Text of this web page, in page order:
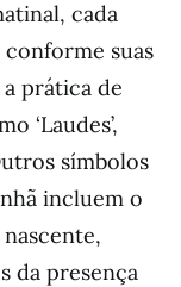
cada
suas
prática de
‘Laudes’,
símbolos
incluem o
da presença